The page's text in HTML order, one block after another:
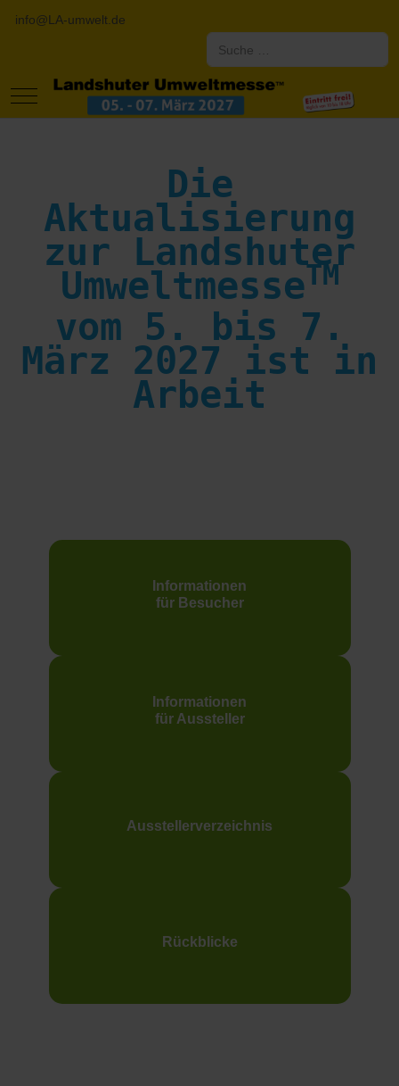
info@LA-umwelt.de
Suchen
Mobile Menu Toggle
Die
Aktualisierung
zur Landshuter
UmweltmesseTM
vom 5. bis 7.
März 2027 ist in
Arbeit
Informationen
für Besucher
Informationen
für Aussteller
Ausstellerverzeichnis
Rückblicke